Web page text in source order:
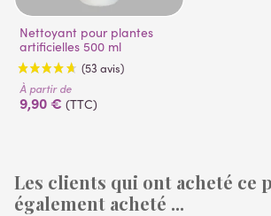
Nettoyant pour plantes
artificielles 500 ml
À partir de
9,90 € (TTC)
Les clients qui ont acheté ce
également acheté ...